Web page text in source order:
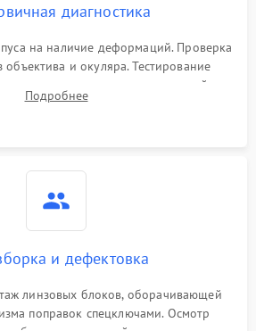
диагностика
на наличие деформаций. Проверка
объектива и окуляра. Тестирование
ввода поправок, кольца отстройки
Выявление сколов, внутренних
Подробнее
и дефектовка
линзовых блоков, оборачивающей
поправок спецключами. Осмотр